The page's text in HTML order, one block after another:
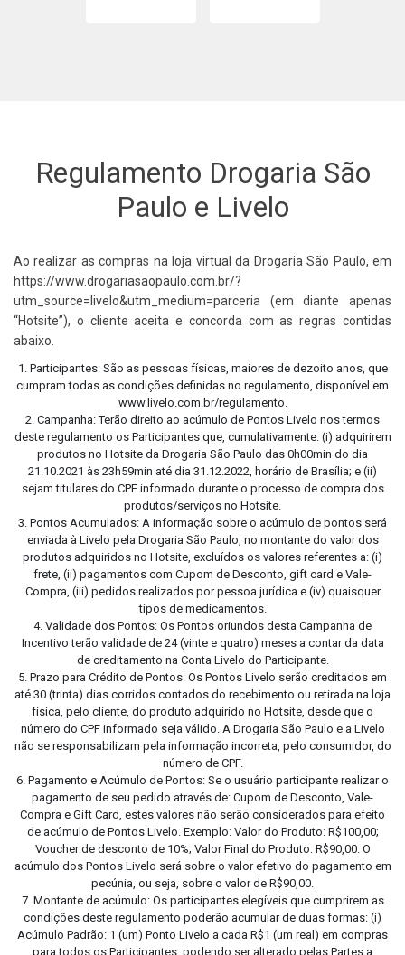
Regulamento Drogaria São
Paulo e Livelo
Ao realizar as compras na loja virtual da Drogaria São Paulo, em
https://www.drogariasaopaulo.com.br/?
utm_source=livelo&utm_medium=parceria (em diante apenas
“Hotsite”), o cliente aceita e concorda com as regras contidas
abaixo.
1. Participantes: São as pessoas físicas, maiores de dezoito anos, que
cumpram todas as condições definidas no regulamento, disponível em
www.livelo.com.br/regulamento.
2. Campanha: Terão direito ao acúmulo de Pontos Livelo nos termos
deste regulamento os Participantes que, cumulativamente: (i) adquirirem
produtos no Hotsite da Drogaria São Paulo das 0h00min do dia
21.10.2021 às 23h59min até dia 31.12.2022, horário de Brasília; e (ii)
sejam titulares do CPF informado durante o processo de compra dos
produtos/serviços no Hotsite.
3. Pontos Acumulados: A informação sobre o acúmulo de pontos será
enviada à Livelo pela Drogaria São Paulo, no montante do valor dos
produtos adquiridos no Hotsite, excluídos os valores referentes a: (i)
frete, (ii) pagamentos com Cupom de Desconto, gift card e Vale-
Compra, (iii) pedidos realizados por pessoa jurídica e (iv) quaisquer
tipos de medicamentos.
4. Validade dos Pontos: Os Pontos oriundos desta Campanha de
Incentivo terão validade de 24 (vinte e quatro) meses a contar da data
de creditamento na Conta Livelo do Participante.
5. Prazo para Crédito de Pontos: Os Pontos Livelo serão creditados em
até 30 (trinta) dias corridos contados do recebimento ou retirada na loja
física, pelo cliente, do produto adquirido no Hotsite, desde que o
número do CPF informado seja válido. A Drogaria São Paulo e a Livelo
não se responsabilizam pela informação incorreta, pelo consumidor, do
número de CPF.
6. Pagamento e Acúmulo de Pontos: Se o usuário participante realizar o
pagamento de seu pedido através de: Cupom de Desconto, Vale-
Compra e Gift Card, estes valores não serão considerados para efeito
de acúmulo de Pontos Livelo. Exemplo: Valor do Produto: R$100,00;
Voucher de desconto de 10%; Valor Final do Produto: R$90,00. O
acúmulo dos Pontos Livelo será sobre o valor efetivo do pagamento em
pecúnia, ou seja, sobre o valor de R$90,00.
7. Montante de acúmulo: Os participantes elegíveis que cumprirem as
condições deste regulamento poderão acumular de duas formas: (i)
Acúmulo Padrão: 1 (um) Ponto Livelo a cada R$1 (um real) em compras
para todos os Participantes, podendo ser alterado pelas Partes a